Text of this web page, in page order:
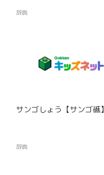
辞典
サンゴしょう【サンゴ礁】
辞典